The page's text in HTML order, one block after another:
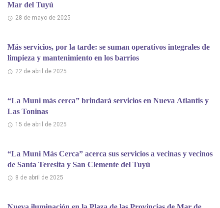
Mar del Tuyú
28 de mayo de 2025
Más servicios, por la tarde: se suman operativos integrales de
limpieza y mantenimiento en los barrios
22 de abril de 2025
“La Muni más cerca” brindará servicios en Nueva Atlantis y
Las Toninas
15 de abril de 2025
“La Muni Más Cerca” acerca sus servicios a vecinas y vecinos
de Santa Teresita y San Clemente del Tuyú
8 de abril de 2025